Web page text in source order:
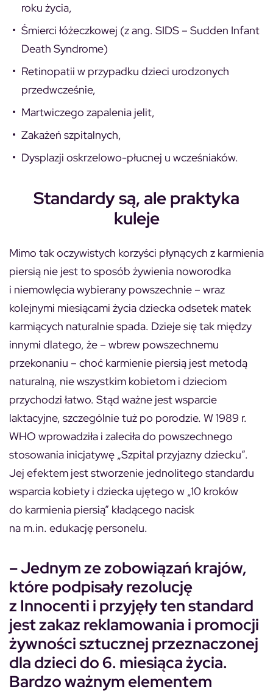
roku życia,
Śmierci łóżeczkowej (z ang. SIDS – Sudden Infant
Death Syndrome)
Retinopatii w przypadku dzieci urodzonych
przedwcześnie,
Martwiczego zapalenia jelit,
Zakażeń szpitalnych,
Dysplazji oskrzelowo-płucnej u wcześniaków.
Standardy są, ale praktyka
kuleje
Mimo tak oczywistych korzyści płynących z karmienia
piersią nie jest to sposób żywienia noworodka
i niemowlęcia wybierany powszechnie – wraz
kolejnymi miesiącami życia dziecka odsetek matek
karmiących naturalnie spada. Dzieje się tak między
innymi dlatego, że – wbrew powszechnemu
przekonaniu – choć karmienie piersią jest metodą
naturalną, nie wszystkim kobietom i dzieciom
przychodzi łatwo. Stąd ważne jest wsparcie
laktacyjne, szczególnie tuż po porodzie. W 1989 r.
WHO wprowadziła i zaleciła do powszechnego
stosowania inicjatywę „Szpital przyjazny dziecku”.
Jej efektem jest stworzenie jednolitego standardu
wsparcia kobiety i dziecka ujętego w „10 kroków
do karmienia piersią” kładącego nacisk
na m.in. edukację personelu.
– Jednym ze zobowiązań krajów,
które podpisały rezolucję
z Innocenti i przyjęły ten standard
jest zakaz reklamowania i promocji
żywności sztucznej przeznaczonej
dla dzieci do 6. miesiąca życia.
Bardzo ważnym elementem